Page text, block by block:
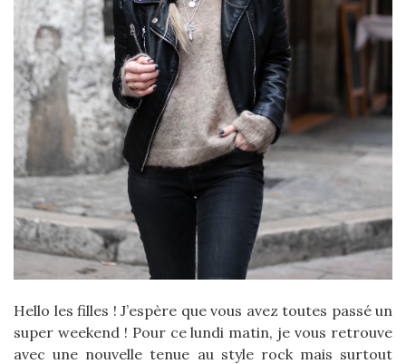
Hello les filles ! J’espère que vous avez toutes passé un
super weekend ! Pour ce lundi matin, je vous retrouve
avec une nouvelle tenue au style rock mais surtout